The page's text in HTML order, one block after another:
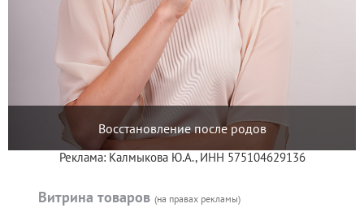
Восстановление после родов
Реклама: Калмыкова Ю.А., ИНН 575104629136
Витрина товаров (на правах рекламы)